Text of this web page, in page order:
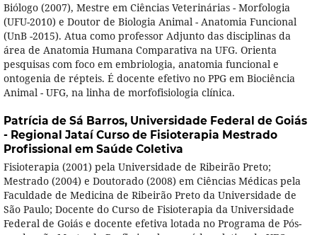
Biólogo (2007), Mestre em Ciências Veterinárias - Morfologia
(UFU-2010) e Doutor de Biologia Animal - Anatomia Funcional
(UnB -2015). Atua como professor Adjunto das disciplinas da
área de Anatomia Humana Comparativa na UFG. Orienta
pesquisas com foco em embriologia, anatomia funcional e
ontogenia de répteis. É docente efetivo no PPG em Biociência
Animal - UFG, na linha de morfofisiologia clínica.
Patrícia de Sá Barros, Universidade Federal de Goiás
- Regional Jataí Curso de Fisioterapia Mestrado
Profissional em Saúde Coletiva
Fisioterapia (2001) pela Universidade de Ribeirão Preto;
Mestrado (2004) e Doutorado (2008) em Ciências Médicas pela
Faculdade de Medicina de Ribeirão Preto da Universidade de
São Paulo; Docente do Curso de Fisioterapia da Universidade
Federal de Goiás e docente efetiva lotada no Programa de Pós-